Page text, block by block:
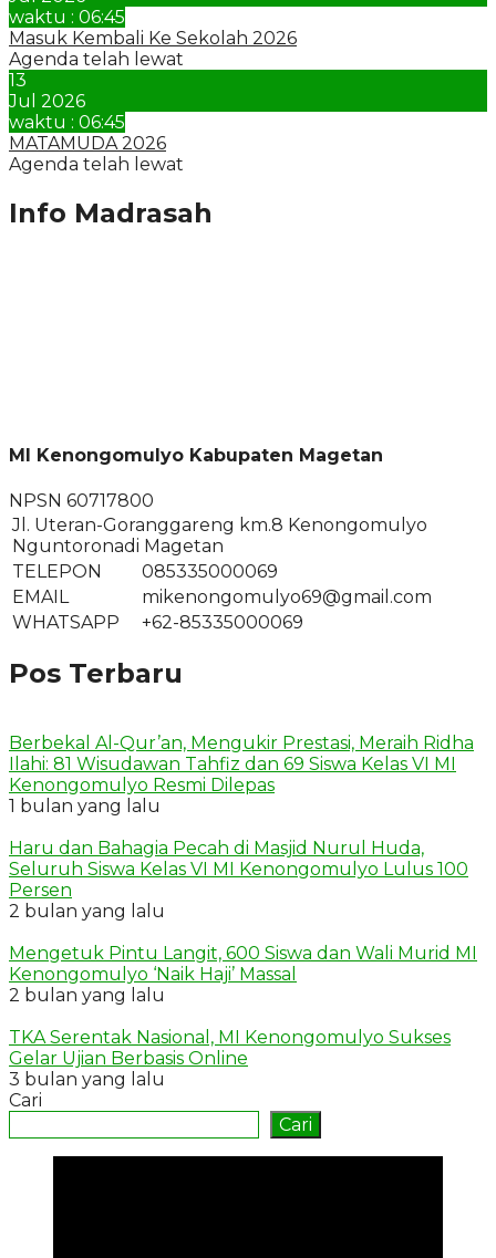
waktu : 06:45
Masuk Kembali Ke Sekolah 2026
Agenda telah lewat
13
Jul 2026
waktu : 06:45
MATAMUDA 2026
Agenda telah lewat
Info Madrasah
MI Kenongomulyo Kabupaten Magetan
NPSN 60717800
Jl. Uteran-Goranggareng km.8 Kenongomulyo
Nguntoronadi Magetan
TELEPON
085335000069
EMAIL
mikenongomulyo69@gmail.com
WHATSAPP
+62-85335000069
Pos Terbaru
Berbekal Al-Qur’an, Mengukir Prestasi, Meraih Ridha
Ilahi: 81 Wisudawan Tahfiz dan 69 Siswa Kelas VI MI
Kenongomulyo Resmi Dilepas
1 bulan yang lalu
Haru dan Bahagia Pecah di Masjid Nurul Huda,
Seluruh Siswa Kelas VI MI Kenongomulyo Lulus 100
Persen
2 bulan yang lalu
Mengetuk Pintu Langit, 600 Siswa dan Wali Murid MI
Kenongomulyo ‘Naik Haji’ Massal
2 bulan yang lalu
TKA Serentak Nasional, MI Kenongomulyo Sukses
Gelar Ujian Berbasis Online
3 bulan yang lalu
Cari
Cari